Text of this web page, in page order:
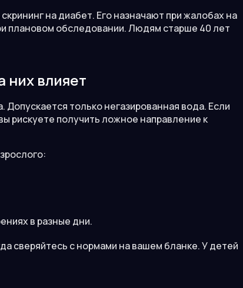
на диабет. Его назначают при жалобах на
плановом обследовании. Людям старше 40 лет
них влияет
Допускается только негазированная вода. Если
рискуете получить ложное направление к
в разные дни.
сверяйтесь с нормами на вашем бланке. У детей